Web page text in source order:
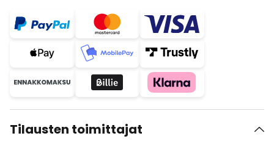
Tilausten toimittajat